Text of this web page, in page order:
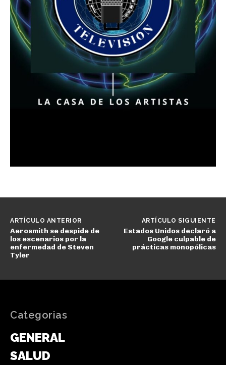
ARTÍCULO ANTERIOR
Aerosmith se despide de
los escenarios por la
enfermedad de Steven
Tyler
ARTÍCULO SIGUIENTE
Estados Unidos declaró a
Google culpable de
prácticas monopólicas
Categorias
GENERAL
SALUD